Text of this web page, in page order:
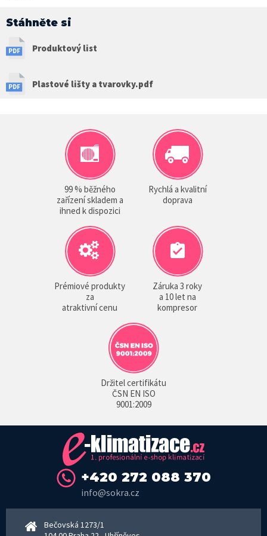
Stáhněte si
Produktový list
Plastové lišty a tvarovky.pdf
99 % běžného
zařízení skladem a
ihned k dispozici
Rychlá a kvalitní
doprava
Prémiové produkty
za
atraktivní cenu
Záruka 3 roky
a 10 let na
kompresor
Držitel certifikátu
ČSN EN ISO
9001:2009
+420 272 088 370
info@sokra.cz
Bečovská 1273/1